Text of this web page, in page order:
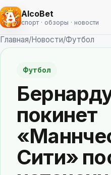
AlcoBet
спорт · обзоры · новости
Главная/Новости/Футбол
Футбол
покинет
Сити»